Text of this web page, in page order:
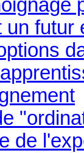
un futur
de